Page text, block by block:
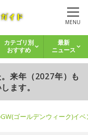
MENU
カテゴリ別
おすすめ
最新
ニュース
来年（2027年）も
ます。
ゴールデンウィーク)イ